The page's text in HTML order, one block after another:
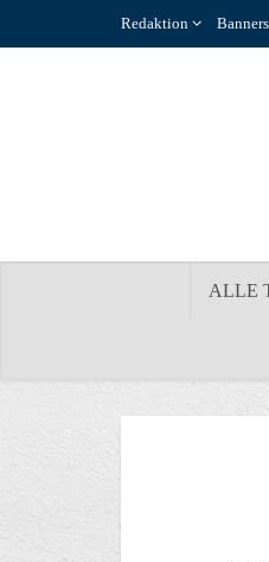
Redaktion
ALLE